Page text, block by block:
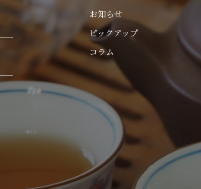
お知らせ
ピックアップ
コラム